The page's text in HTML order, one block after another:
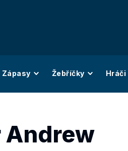
Zápasy Žebříčky Hráči
Andrew